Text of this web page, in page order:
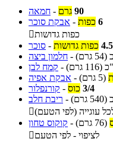
חמאה - 90 גרם
אבקת סוכר - 6 כפות
כפות גדושות
סוכר - 4.5 כפות גדושות
חלמון ביצה -
(54 גרם)
קמח לבן -
(116 גרם)
אבקת אפיה -
(5 גרם)
קורנפלור - 3/4 כוס
ריבת חלב -
(540 גרם)
עוגייה (לפי הטעם)
קוקוס טחון -
(76 גרם)
לציפוי - לפי הטעם